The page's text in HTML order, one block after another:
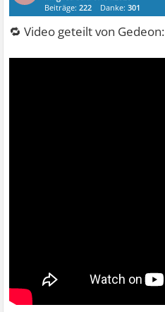
Beiträge:222 Danke:301
🔁 Video geteilt von Gedeon: